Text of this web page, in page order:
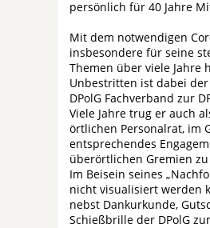
persönlich für 40 Jahre
Mit dem notwendigen
insbesondere für seine
Themen über viele Jahre
Unbestritten ist dabei
DPolG Fachverband zur
Viele Jahre trug er auch
örtlichen Personalrat, im
entsprechendes
überörtlichen Gremien
Im Beisein seines
nicht visualisiert werden
nebst Dankurkunde,
Schießbrille der DPolG